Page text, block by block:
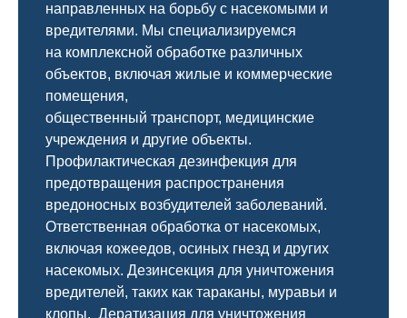
направленных на борьбу с насекомыми и
вредителями. Мы специализируемся
на комплексной обработке различных
объектов, включая жилые и коммерческие
помещения,
общественный транспорт, медицинские
учреждения и другие объекты.
Профилактическая дезинфекция для
предотвращения распространения
вредоносных возбудителей заболеваний.
Ответственная обработка от насекомых,
включая кожеедов, осиных гнезд и других
насекомых. Дезинсекция для уничтожения
вредителей, таких как тараканы, муравьи и
клопы. Дератизация для уничтожения